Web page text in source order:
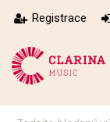
Registrace